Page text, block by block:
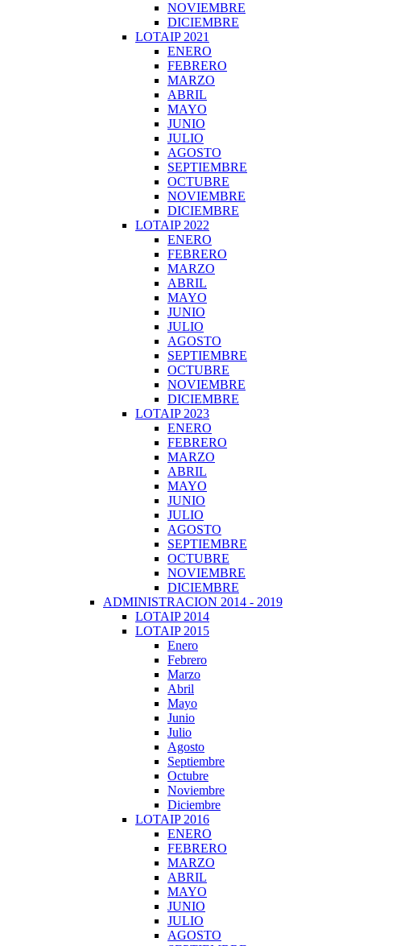
NOVIEMBRE
DICIEMBRE
LOTAIP 2021
ENERO
FEBRERO
MARZO
ABRIL
MAYO
JUNIO
JULIO
AGOSTO
SEPTIEMBRE
OCTUBRE
NOVIEMBRE
DICIEMBRE
LOTAIP 2022
ENERO
FEBRERO
MARZO
ABRIL
MAYO
JUNIO
JULIO
AGOSTO
SEPTIEMBRE
OCTUBRE
NOVIEMBRE
DICIEMBRE
LOTAIP 2023
ENERO
FEBRERO
MARZO
ABRIL
MAYO
JUNIO
JULIO
AGOSTO
SEPTIEMBRE
OCTUBRE
NOVIEMBRE
DICIEMBRE
ADMINISTRACION 2014 - 2019
LOTAIP 2014
LOTAIP 2015
Enero
Febrero
Marzo
Abril
Mayo
Junio
Julio
Agosto
Septiembre
Octubre
Noviembre
Diciembre
LOTAIP 2016
ENERO
FEBRERO
MARZO
ABRIL
MAYO
JUNIO
JULIO
AGOSTO